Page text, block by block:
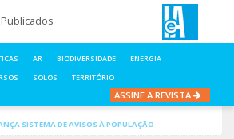
AR BIODIVERSIDADE
ENERGIA
SOLOS TERRITÓRIO
ASSINE A REVISTA
SISTEMA DE AVISOS À POPULAÇÃO